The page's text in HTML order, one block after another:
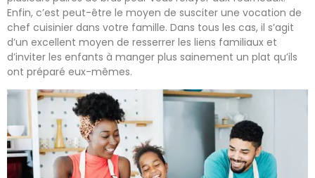
Enfin, c’est peut-être le moyen de susciter une vocation de
chef cuisinier dans votre famille. Dans tous les cas, il s’agit
d’un excellent moyen de resserrer les liens familiaux et
d’inviter les enfants à manger plus sainement un plat qu’ils
ont préparé eux-mêmes.